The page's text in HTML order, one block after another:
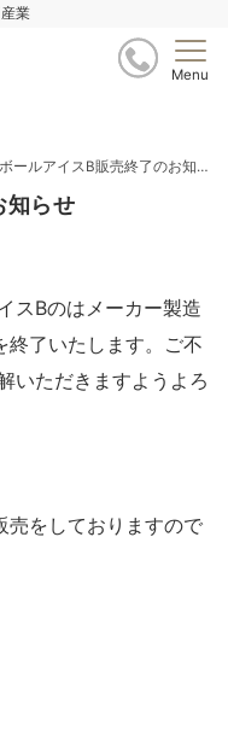
業
Menu
ボールアイスB販売終了のお知らせ
知らせ
スBのはメーカー製造
終了いたします。ご不
いただきますようよろ
をしておりますので